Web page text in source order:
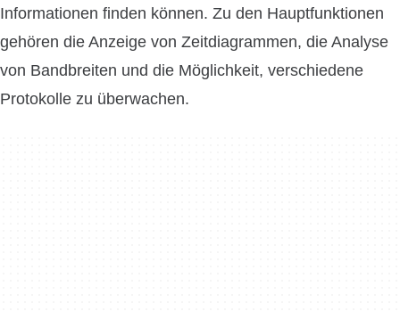
Informationen finden können. Zu den Hauptfunktionen
gehören die Anzeige von Zeitdiagrammen, die Analyse
von Bandbreiten und die Möglichkeit, verschiedene
Protokolle zu überwachen.